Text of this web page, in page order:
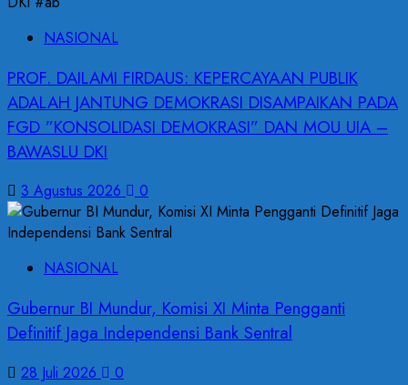
NASIONAL
PROF. DAILAMI FIRDAUS: KEPERCAYAAN PUBLIK
ADALAH JANTUNG DEMOKRASI DISAMPAIKAN PADA
FGD ”KONSOLIDASI DEMOKRASI” DAN MOU UIA –
BAWASLU DKI
3 Agustus 2026 0
NASIONAL
Gubernur BI Mundur, Komisi XI Minta Pengganti
Definitif Jaga Independensi Bank Sentral
28 Juli 2026 0